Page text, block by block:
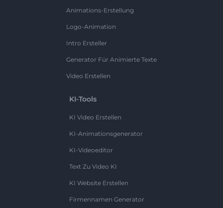
Animations-Erstellung
Logo-Animation
Intro Ersteller
Generator Für Animierte Texte
Video Erstellen
KI-Tools
KI Video Erstellen
KI-Animationsgenerator
KI-Videoeditor
Text Zu Video KI
KI Website Erstellen
Firmennamen Generator